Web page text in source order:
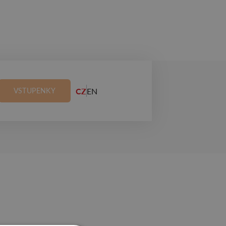
VSTUPENKY CZEN